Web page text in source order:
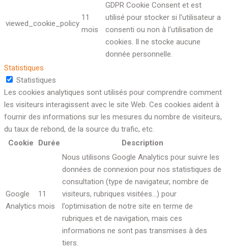
viewed_cookie_policy
11
mois
GDPR Cookie Consent et est
utilisé pour stocker si l'utilisateur a
consenti ou non à l'utilisation de
cookies. Il ne stocke aucune
donnée personnelle.
Statistiques
Statistiques
Les cookies analytiques sont utilisés pour comprendre comment
les visiteurs interagissent avec le site Web. Ces cookies aident à
fournir des informations sur les mesures du nombre de visiteurs,
du taux de rebond, de la source du trafic, etc.
Cookie
Durée Description
Google
Analytics
11
mois
Nous utilisons Google Analytics pour suivre les
données de connexion pour nos statistiques de
consultation (type de navigateur, nombre de
visiteurs, rubriques visitées…) pour
l’optimisation de notre site en terme de
rubriques et de navigation, mais ces
informations ne sont pas transmises à des
tiers.